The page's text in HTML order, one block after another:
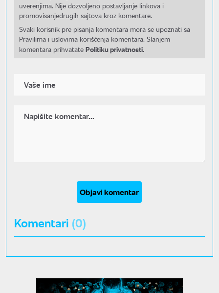
uverenjima. Nije dozvoljeno postavljanje linkova i
promovisanjedrugih sajtova kroz komentare.
Svaki korisnik pre pisanja komentara mora se upoznati sa
Pravilima i uslovima korišćenja komentara. Slanjem
komentara prihvatate Politiku privatnosti.
Objavi komentar
Komentari (0)